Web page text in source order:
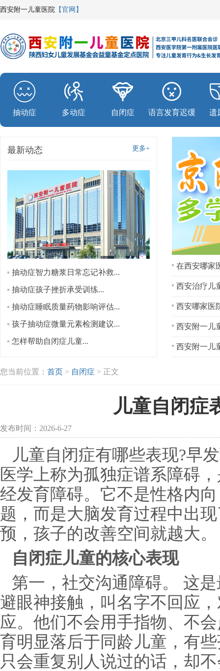
西安附一儿童医院 【官网】
抽动症 多动症 自闭症 语言发育迟缓 遗
更多+
最新动态
抽动症智力糖浆日常忘记补救...
抽动症孩子挫折承受训练...
抽动症睡眠质量药物影响评估...
孩子抽动症微量元素检测建议...
怎样帮助自闭症儿童...
在西安哪家
西安治疗儿
西安附一儿
西安附一儿
您当前位置： 首页 > 自闭症 > 正文
儿童自闭症
发布时间：2026-6-27
儿童自闭症有哪些表现?早
医学上称为孤独症谱系障碍
经发育障碍。它不是性格内
题，而是大脑发育过程中出
预，孩子的改善空间就越大。
自闭症儿童的核心表现
第一，社交沟通障碍。‌ 这
避眼神接触，叫名字不回应
应。他们不会用手指物、不
育明显落后于同龄儿童，有
只会重复别人说过的话，却